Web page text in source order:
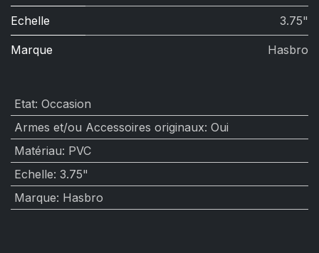
Echelle 3.75"
Marque Hasbro
Etat: Occasion
Armes et/ou Accessoires originaux: Oui
Matériau: PVC
Echelle: 3.75"
Marque: Hasbro